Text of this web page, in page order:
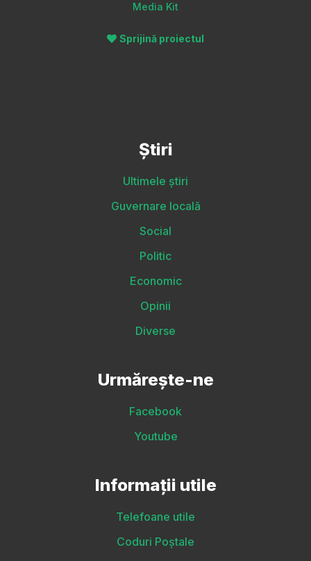
Media Kit
Sprijină proiectul
Știri
Ultimele știri
Guvernare locală
Social
Politic
Economic
Opinii
Diverse
Urmărește-ne
Facebook
Youtube
Informații utile
Telefoane utile
Coduri Poștale